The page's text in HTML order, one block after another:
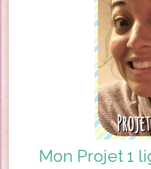
Mon Projet 1